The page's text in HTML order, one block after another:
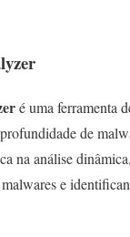
é uma ferramenta
de
na análise
e